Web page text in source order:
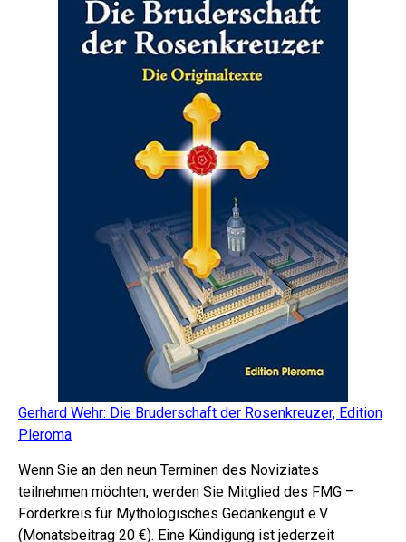
Gerhard Wehr: Die Bruderschaft der Rosenkreuzer, Edition
Pleroma
Wenn Sie an den neun Terminen des Noviziates
teilnehmen möchten, werden Sie Mitglied des FMG –
Förderkreis für Mythologisches Gedankengut e.V.
(Monatsbeitrag 20 €). Eine Kündigung ist jederzeit